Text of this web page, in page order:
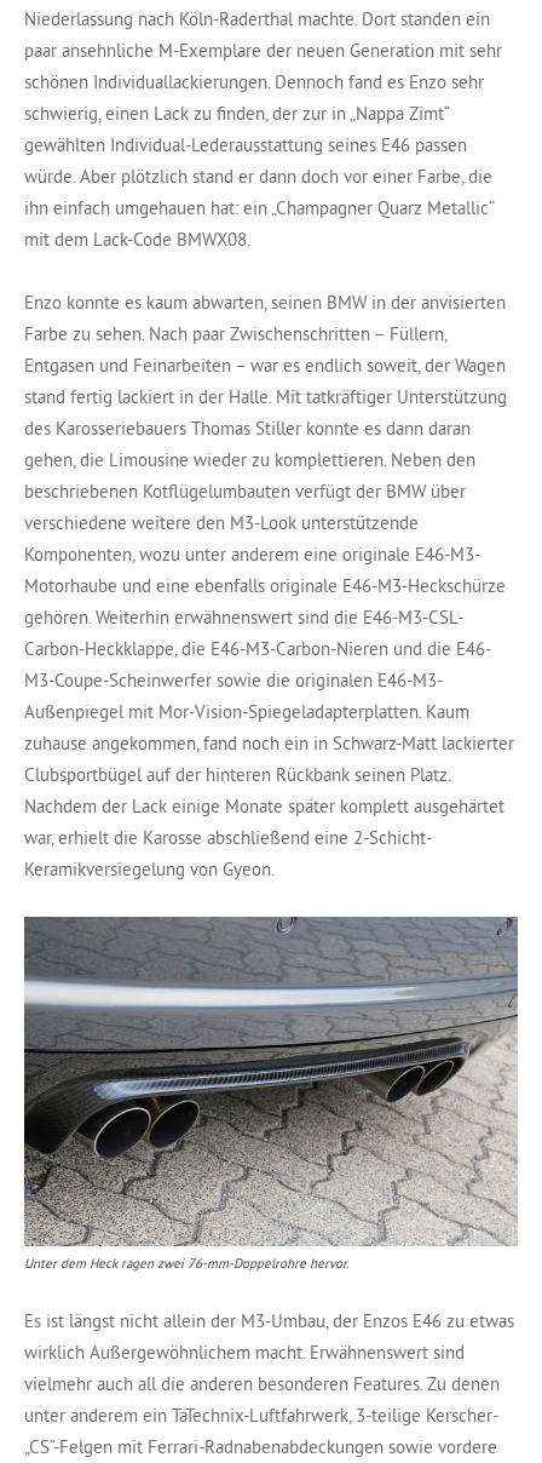
Niederlassung nach Köln-Raderthal machte. Dort standen ein
paar ansehnliche M-Exemplare der neuen Generation mit sehr
schönen Individuallackierungen. Dennoch fand es Enzo sehr
schwierig, einen Lack zu finden, der zur in „Nappa Zimt“
gewählten Individual-Lederausstattung seines E46 passen
würde. Aber plötzlich stand er dann doch vor einer Farbe, die
ihn einfach umgehauen hat: ein „Champagner Quarz Metallic“
mit dem Lack-Code BMWX08.
Enzo konnte es kaum abwarten, seinen BMW in der anvisierten
Farbe zu sehen. Nach paar Zwischenschritten – Füllern,
Entgasen und Feinarbeiten – war es endlich soweit, der Wagen
stand fertig lackiert in der Halle. Mit tatkräftiger Unterstützung
des Karosseriebauers Thomas Stiller konnte es dann daran
gehen, die Limousine wieder zu komplettieren. Neben den
beschriebenen Kotflügelumbauten verfügt der BMW über
verschiedene weitere den M3-Look unterstützende
Komponenten, wozu unter anderem eine originale E46-M3-
Motorhaube und eine ebenfalls originale E46-M3-Heckschürze
gehören. Weiterhin erwähnenswert sind die E46-M3-CSL-
Carbon-Heckklappe, die E46-M3-Carbon-Nieren und die E46-
M3-Coupe-Scheinwerfer sowie die originalen E46-M3-
Außenpiegel mit Mor-Vision-Spiegeladapterplatten. Kaum
zuhause angekommen, fand noch ein in Schwarz-Matt lackierter
Clubsportbügel auf der hinteren Rückbank seinen Platz.
Nachdem der Lack einige Monate später komplett ausgehärtet
war, erhielt die Karosse abschließend eine 2-Schicht-
Keramikversiegelung von Gyeon.
Unter dem Heck ragen zwei 76-mm-Doppelrohre hervor.
Es ist längst nicht allein der M3-Umbau, der Enzos E46 zu etwas
wirklich Außergewöhnlichem macht. Erwähnenswert sind
vielmehr auch all die anderen besonderen Features. Zu denen
unter anderem ein TaTechnix-Luftfahrwerk, 3-teilige Kerscher-
„CS“-Felgen mit Ferrari-Radnabenabdeckungen sowie vordere